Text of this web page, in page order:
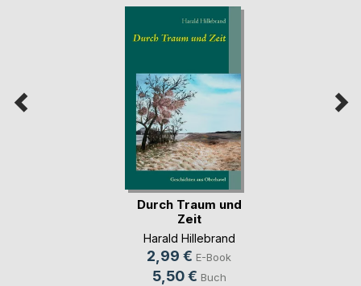
Durch Traum und
Zeit
Harald Hillebrand
2,99 € E-Book
5,50 € Buch